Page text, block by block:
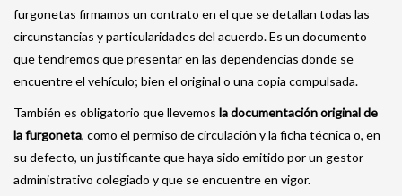
furgonetas firmamos un contrato en el que se detallan todas las
circunstancias y particularidades del acuerdo. Es un documento
que tendremos que presentar en las dependencias donde se
encuentre el vehículo; bien el original o una copia compulsada.
También es obligatorio que llevemos la documentación original de
la furgoneta, como el permiso de circulación y la ficha técnica o, en
su defecto, un justificante que haya sido emitido por un gestor
administrativo colegiado y que se encuentre en vigor.